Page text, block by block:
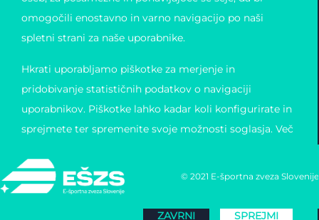
Davčna številka: 11823739
© 2021 E-športna zveza Slovenije
omogočili enostavno in varno navigacijo po naši
spletni strani za naše uporabnike.
Hkrati uporabljamo piškotke za merjenje in
pridobivanje statističnih podatkov o navigaciji
uporabnikov. Piškotke lahko kadar koli konfigurirate in
sprejmete ter spremenite svoje možnosti soglasja. Več
TUKAJ .
ZAVRNI SPREJMI